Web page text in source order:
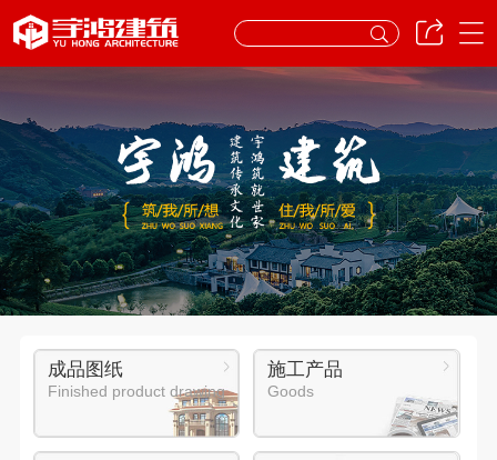
成品图纸
Finished product drawing
施工产品
Goods